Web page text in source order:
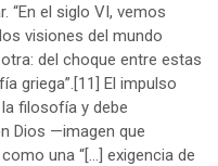
“En el siglo VI, vemos
visiones del mundo
del choque entre estas
griega”. [11] El impulso
filosofía y debe
Dios —imagen que
una “[…] exigencia de